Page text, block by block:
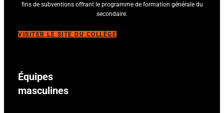
fins de subventions offrant le programme de formation générale du
secondaire.
VISITER LE SITE DU COLLÈGE
Équipes
masculines